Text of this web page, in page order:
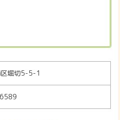
堀切5-5-1